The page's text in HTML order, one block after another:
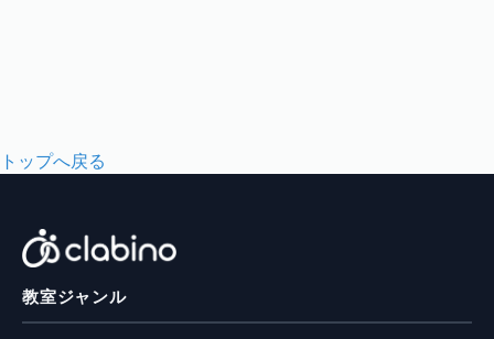
トップへ戻る
教室ジャンル